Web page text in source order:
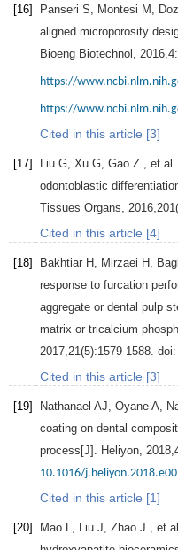
[16] Panseri S Montesi M
aligned microporosity
Bioeng Biotechnol
2016 4
https://
https://
Cited in this article [3]
[17] Liu G Xu G Gao Z , et
odontoblastic
Tissues Organs
2016 201
Cited in this article [4]
[18] Bakhtiar H Mirzaei H
response to furcation
aggregate or dental pulp
matrix or tricalcium
2017 21(5):1579-1588. doi:
Cited in this article [3]
[19] Nathanael AJ Oyane A
coating on dental
process[J]. Heliyon 2018
10.1016/
Cited in this article [1]
[20] Mao L Liu J Zhao J , et